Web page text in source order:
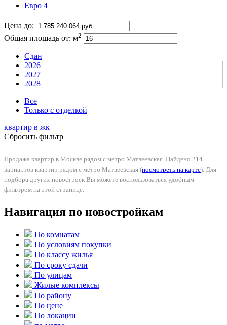
Евро 4
Цена до:
Общая площадь от: м2
Сдан
2026
2027
2028
Все
Только с отделкой
квартир в жк
Сбросить фильтр
Продажа квартир в Москве рядом с метро Матвеевская. Найдено 214
вариантов квартир рядом с метро Матвеевская (посмотреть на карте). Для
подбора других новостроек Вы можете воспользоваться удобным
фильтром на этой странице.
Навигация по новостройкам
По комнатам
По условиям покупки
По классу жилья
По сроку сдачи
По улицам
Жилые комплексы
По району
По цене
По локации